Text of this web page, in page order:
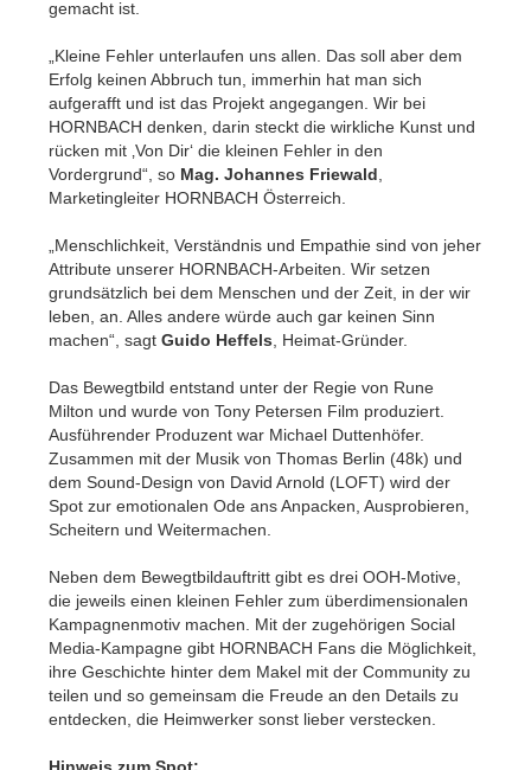
gemacht ist.
„Kleine Fehler unterlaufen uns allen. Das soll aber dem
Erfolg keinen Abbruch tun, immerhin hat man sich
aufgerafft und ist das Projekt angegangen. Wir bei
HORNBACH denken, darin steckt die wirkliche Kunst und
rücken mit ‚Von Dir‘ die kleinen Fehler in den
Vordergrund“, so Mag. Johannes Friewald
Marketingleiter HORNBACH Österreich.
„Menschlichkeit, Verständnis und Empathie sind von jeher
Attribute unserer HORNBACH-Arbeiten. Wir setzen
grundsätzlich bei dem Menschen und der Zeit, in der wir
leben, an. Alles andere würde auch gar keinen Sinn
machen“, sagt Guido Heffels , Heimat-Gründer.
Das Bewegtbild entstand unter der Regie von Rune
Milton und wurde von Tony Petersen Film produziert.
Ausführender Produzent war Michael Duttenhöfer.
Zusammen mit der Musik von Thomas Berlin (48k) und
dem Sound-Design von David Arnold (LOFT) wird der
Spot zur emotionalen Ode ans Anpacken, Ausprobieren,
Scheitern und Weitermachen.
Neben dem Bewegtbildauftritt gibt es drei OOH-Motive,
die jeweils einen kleinen Fehler zum überdimensionalen
Kampagnenmotiv machen. Mit der zugehörigen Social
Media-Kampagne gibt HORNBACH Fans die Möglichkeit,
ihre Geschichte hinter dem Makel mit der Community zu
teilen und so gemeinsam die Freude an den Details zu
entdecken, die Heimwerker sonst lieber verstecken.